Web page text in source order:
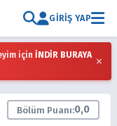
GIRIŞ YAP
için İNDİR BURAYA ×
Bölüm Puanı:0,0